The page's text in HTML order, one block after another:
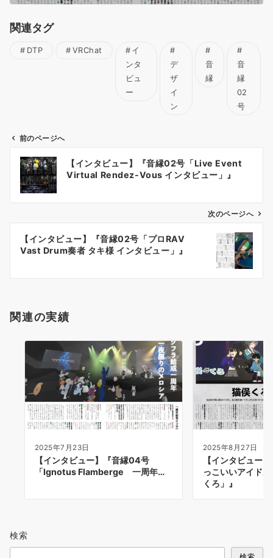
関連タグ
DTP VRChat
イ
ンタ
ビュ
ー
デ
ザ
イ
ン
音
縁
音
縁
02
号
ビ
ン
前のページへ
【インタビュー】『音縁02号「Live Event
Virtual Rendez-Vous インタビュー」』
次のページへ
【インタビュー】『音縁02号「プロRAV
Vast Drum奏者 タキ様 インタビュー」』
関連の実績
2025年7月23日
【インタビュー】『音縁04号
「Ignotus Flamberge 一周年…
2025年8月27日
【インタビュー
っこいいアイド
くろ」』
検索